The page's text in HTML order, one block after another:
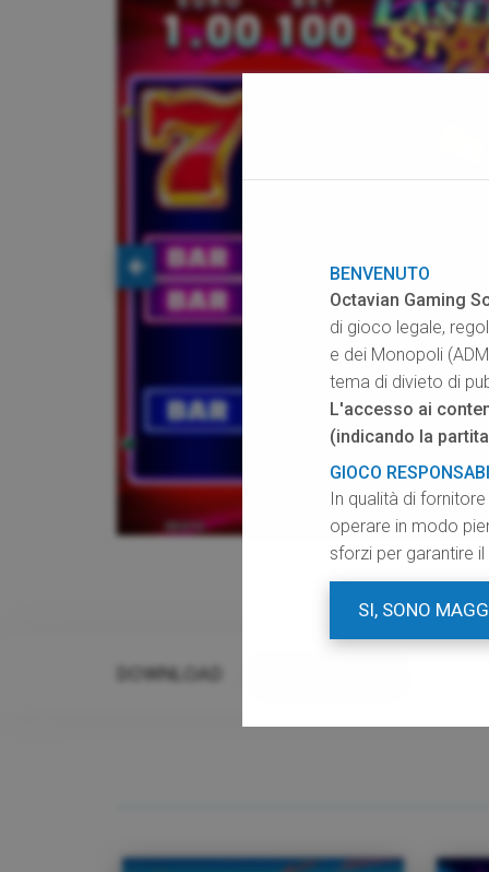
DOWNLOAD
BENVENUTO
Octavian Gaming
di gioco legale,
e dei Monopoli
tema di divieto di
L'accesso ai
(indicando la
GIOCO
In qualità di
operare in modo
sforzi per garantire
SI, SONO